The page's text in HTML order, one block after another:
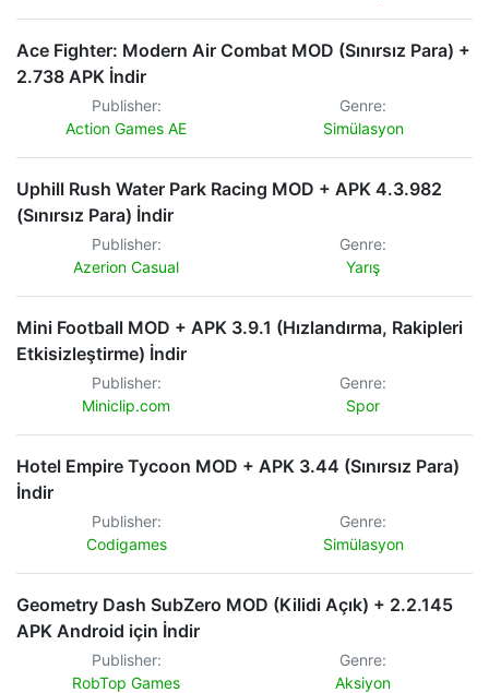
Ace Fighter: Modern Air Combat MOD (Sınırsız Para) +
2.738 APK İndir
Publisher:
Action Games AE
Genre:
Simülasyon
Uphill Rush Water Park Racing MOD + APK 4.3.982
(Sınırsız Para) İndir
Publisher:
Azerion Casual
Genre:
Yarış
Mini Football MOD + APK 3.9.1 (Hızlandırma, Rakipleri
Etkisizleştirme) İndir
Publisher:
Miniclip.com
Genre:
Spor
Hotel Empire Tycoon MOD + APK 3.44 (Sınırsız Para)
İndir
Publisher:
Codigames
Genre:
Simülasyon
Geometry Dash SubZero MOD (Kilidi Açık) + 2.2.145
APK Android için İndir
Publisher:
RobTop Games
Genre:
Aksiyon